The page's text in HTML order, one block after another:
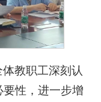
教职工深刻认
性，进一步增